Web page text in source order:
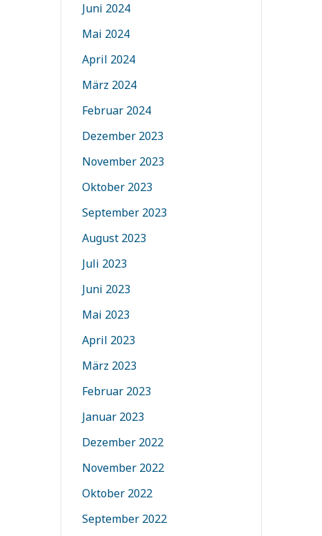
Juni 2024
Mai 2024
April 2024
März 2024
Februar 2024
Dezember 2023
November 2023
Oktober 2023
September 2023
August 2023
Juli 2023
Juni 2023
Mai 2023
April 2023
März 2023
Februar 2023
Januar 2023
Dezember 2022
November 2022
Oktober 2022
September 2022